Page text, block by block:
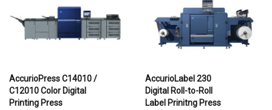
AccurioPress C14010 /
C12010 Color Digital
Printing Press
AccurioLabel 230
Digital Roll-to-Roll
Label Prinitng Press